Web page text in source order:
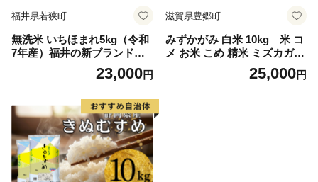
福井県若狭町
無洗米 いちほまれ5kg（令和
7年産）福井の新ブランド米
お米 白米 精米 名作 粒感 粘
り 絶妙 優しい 甘さ23,000円
滋賀県豊郷町
みずかがみ 白米 10kg 米 コ
メ お米 こめ 精米 ミズカガミ
25,000円